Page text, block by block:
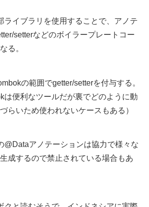
ライブラリを使用することで、アノテ
setterなどのボイラープレートコー
る。
の範囲でgetter/setterを付与する。
は便利なツールだが裏でどのように動
らいため使われないケースもある）
@Dataアノテーションは協力で様々な
成するので禁止されている場合もあ